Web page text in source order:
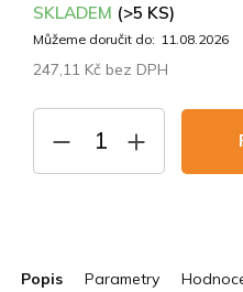
SKLADEM (>5 KS)
Můžeme doručit do: 11.08.2026
247,11 Kč bez DPH
Popis Parametry